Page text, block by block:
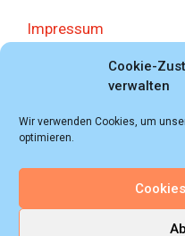
Cookie-
verwalten
Wir verwenden Cookies, um
optimieren.
Impressum
Datenschutzerklärung
© 2018 - 2026